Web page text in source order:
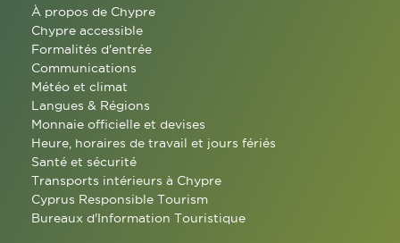
À propos de Chypre
Chypre accessible
Formalités d'entrée
Communications
Météo et climat
Langues & Régions
Monnaie officielle et devises
Heure, horaires de travail et jours fériés
Santé et sécurité
Transports intérieurs à Chypre
Cyprus Responsible Tourism
Bureaux d'Information Touristique